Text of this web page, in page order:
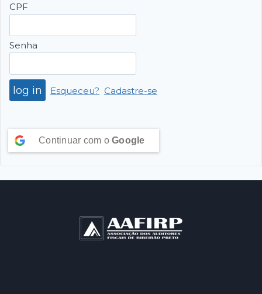
CPF
Senha
Esqueceu? Cadastre-se
Continuar com o Google